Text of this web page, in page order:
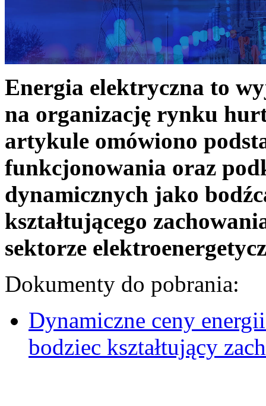
Energia elektryczna to
na organizację rynku
artykule omówiono
funkcjonowania oraz
dynamicznych jako
kształtującego
sektorze
Dokumenty do pobrania:
Dynamiczne ceny
bodziec kształtujący